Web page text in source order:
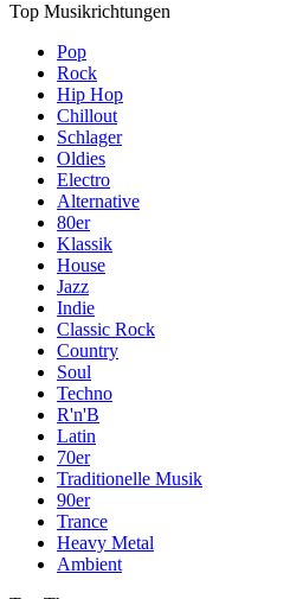
Top Musikrichtungen
Pop
Rock
Hip Hop
Chillout
Schlager
Oldies
Electro
Alternative
80er
Klassik
House
Jazz
Indie
Classic Rock
Country
Soul
Techno
R'n'B
Latin
70er
Traditionelle Musik
90er
Trance
Heavy Metal
Ambient